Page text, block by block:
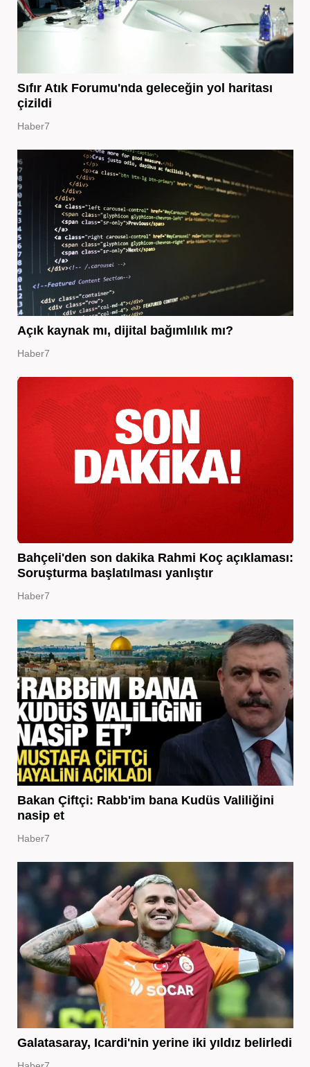
Sıfır Atık Forumu'nda geleceğin yol haritası
çizildi
Haber7
Açık kaynak mı, dijital bağımlılık mı?
Haber7
Bahçeli'den son dakika Rahmi Koç açıklaması:
Soruşturma başlatılması yanlıştır
Haber7
Bakan Çiftçi: Rabb'im bana Kudüs Valiliğini
nasip et
Haber7
Galatasaray, Icardi'nin yerine iki yıldız belirledi